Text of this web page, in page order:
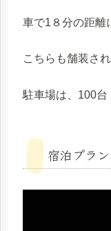
車で1８分の距離
こちらも舗装さ
駐車場は、100台
宿泊プラ